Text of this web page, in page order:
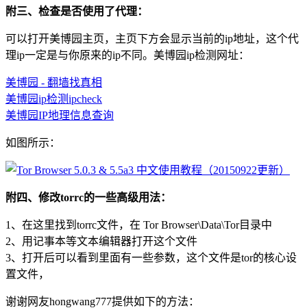
附三、检查是否使用了代理：
可以打开美博园主页，主页下方会显示当前的ip地址，这个代
理ip一定是与你原来的ip不同。美博园ip检测网址：
美博园 - 翻墙找真相
美博园ip检测ipcheck
美博园IP地理信息查询
如图所示：
附四、修改torrc的一些高级用法：
1、在这里找到torrc文件，在 Tor Browser\Data\Tor目录中
2、用记事本等文本编辑器打开这个文件
3、打开后可以看到里面有一些参数，这个文件是tor的核心设
置文件，
谢谢网友hongwang777提供如下的方法：